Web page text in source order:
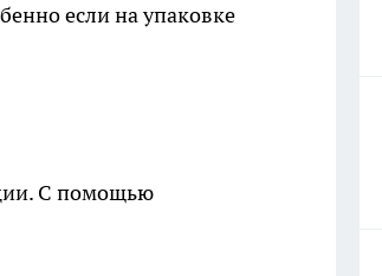
если на упаковке
С помощью